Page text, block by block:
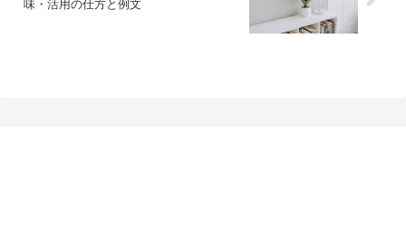
味・活用の仕方と例文